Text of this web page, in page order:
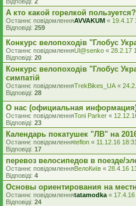
А кто какой горелкой пользуется?
Останнє повідомленняAVVAKUM « 19.4.17
Відповіді: 259
Конкурс велопоходів "Глобус
Останнє повідомленняUl@senko « 28.2.17
Відповіді: 20
Конкурс велопоходів "Глобус
симпатій
Останнє повідомленняTrekBikes_UA «
Відповіді: 28
О нас (официальная
Останнє повідомленняToni Parker «
Відповіді: 23
Календарь покатушек "ЛВ" на
Останнє повідомленняteflon « 11.12.16 18:31
Відповіді: 17
перевоз велосипедов в поезде/
Останнє повідомленняВелоКиїв « 28.4.16
Відповіді: 4
Основы ориентирования на
Останнє повідомленняtatamodka «
Відповіді: 24